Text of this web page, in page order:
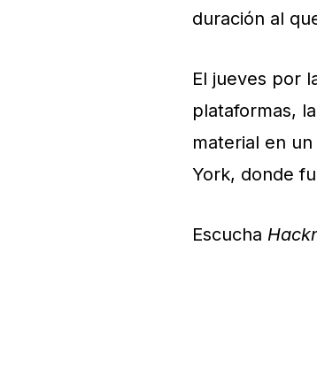
duración al
El jueves por
plataformas,
material en un
York, donde
Escucha